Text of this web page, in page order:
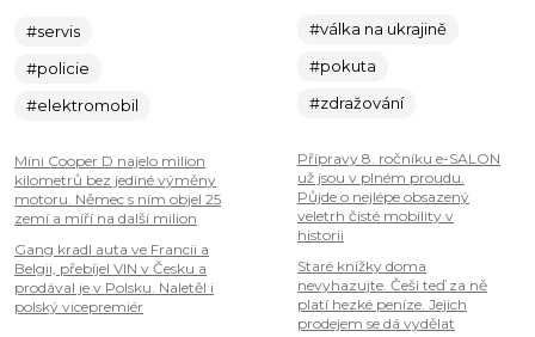
#servis
#policie
#elektromobil
Mini Cooper D najelo milion
kilometrů bez jediné výměny
motoru. Němec s ním objel 25
zemí a míří na další milion
Gang kradl auta ve Francii a
Belgii, přebíjel VIN v Česku a
prodával je v Polsku. Naletěl i
polský vicepremiér
#válka na ukrajině
#pokuta
#zdražování
Přípravy 8. ročníku e-SALON
už jsou v plném proudu.
Půjde o nejlépe obsazený
veletrh čisté mobility v
historii
Staré knížky doma
nevyhazujte. Češi teď za ně
platí hezké peníze. Jejich
prodejem se dá vydělat